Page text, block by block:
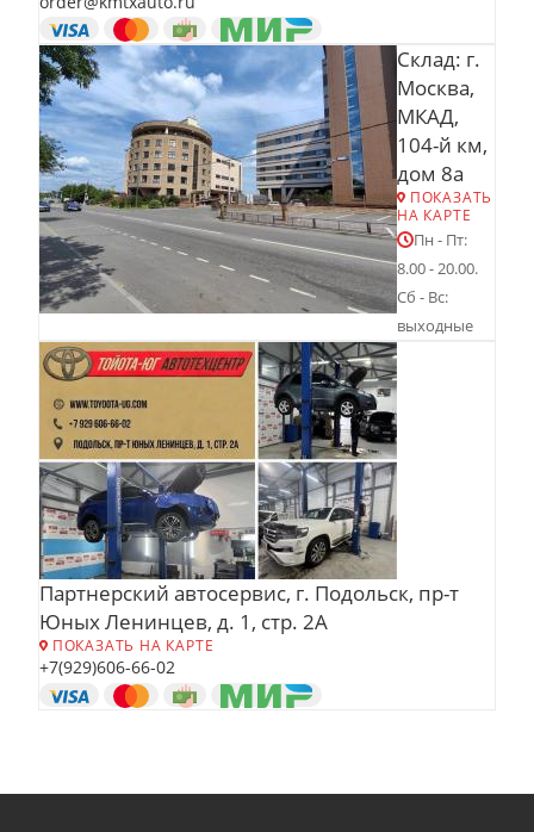
Склад: г.
Москва,
МКАД,
104-й км,
дом 8а
ПОКАЗАТЬ
НА КАРТЕ
Пн - Пт:
8.00 - 20.00.
Сб - Вс:
выходные
Партнерский автосервис, г. Подольск, пр-т
Юных Ленинцев, д. 1, стр. 2А
ПОКАЗАТЬ НА КАРТЕ
+7(929)606-66-02